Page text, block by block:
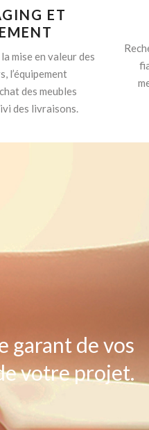
ET
mise en valeur des
l’équipement
des meubles
des livraisons.
garant de vos
votre projet.